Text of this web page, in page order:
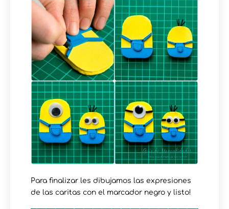
Para finalizar les dibujamos las expresiones
de las caritas con el marcador negro y listo!